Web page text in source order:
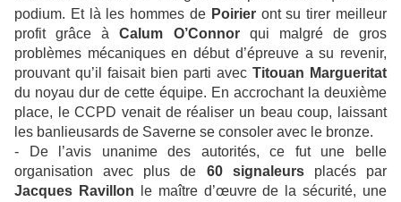
podium. Et là les hommes de Poirieront su tirer meilleur
profit grâce àCalum O’Connorqui malgré de gros
problèmes mécaniques en début d’épreuve a su revenir,
prouvant qu’il faisait bien parti avec Titouan Margueritat
du noyau dur de cette équipe. En accrochant la deuxième
place, le CCPD venait de réaliser un beau coup, laissant
les banlieusards de Saverne se consoler avec le bronze.
- De l’avis unanime des autorités, ce fut une belle
organisation avec plus de 60 signaleursplacés par
Jacques Ravillon le maître d’œuvre de la sécurité, une